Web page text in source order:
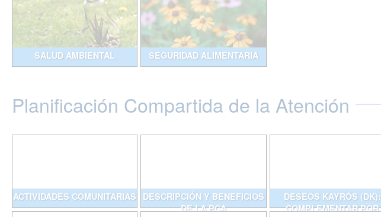
SALUD AMBIENTAL SEGURIDAD ALIMENTARIA
Planificación Compartida de la Atención
ACTIVIDADES COMUNITARIAS DESCRIPCIÓN Y BENEFICIOS
DE LA PCA
DESEOS KAYRÓS (DK):
COMPLEMENTAR POR